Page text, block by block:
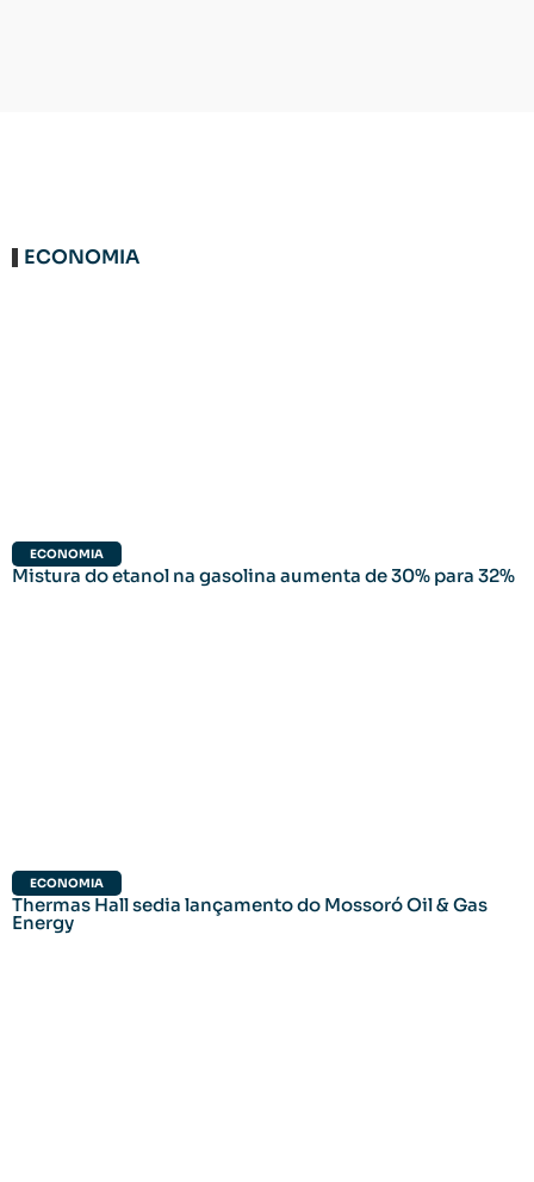
ECONOMIA
ECONOMIA
Mistura do etanol na gasolina aumenta de 30% para 32%
ECONOMIA
Thermas Hall sedia lançamento do Mossoró Oil & Gas
Energy